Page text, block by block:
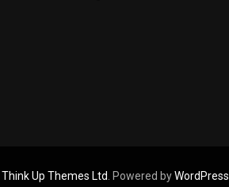
Think Up Themes Ltd . Powered byWordPress